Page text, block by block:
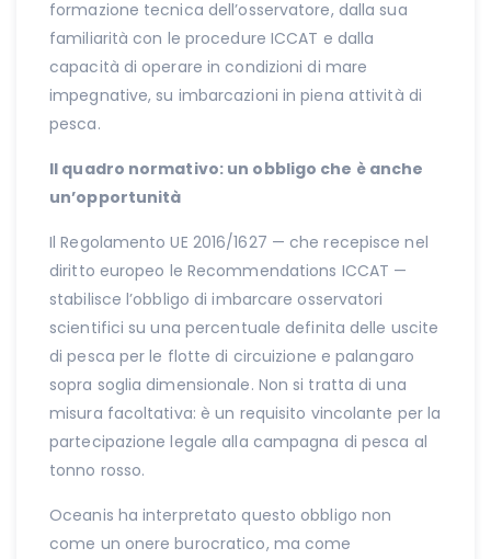
formazione tecnica dell’osservatore, dalla sua
familiarità con le procedure ICCAT e dalla
capacità di operare in condizioni di mare
impegnative, su imbarcazioni in piena attività di
pesca.
Il quadro normativo: un obbligo che è anche
un’opportunità
Il Regolamento UE 2016/1627 — che recepisce nel
diritto europeo le Recommendations ICCAT —
stabilisce l’obbligo di imbarcare osservatori
scientifici su una percentuale definita delle uscite
di pesca per le flotte di circuizione e palangaro
sopra soglia dimensionale. Non si tratta di una
misura facoltativa: è un requisito vincolante per la
partecipazione legale alla campagna di pesca al
tonno rosso.
Oceanis ha interpretato questo obbligo non
come un onere burocratico, ma come